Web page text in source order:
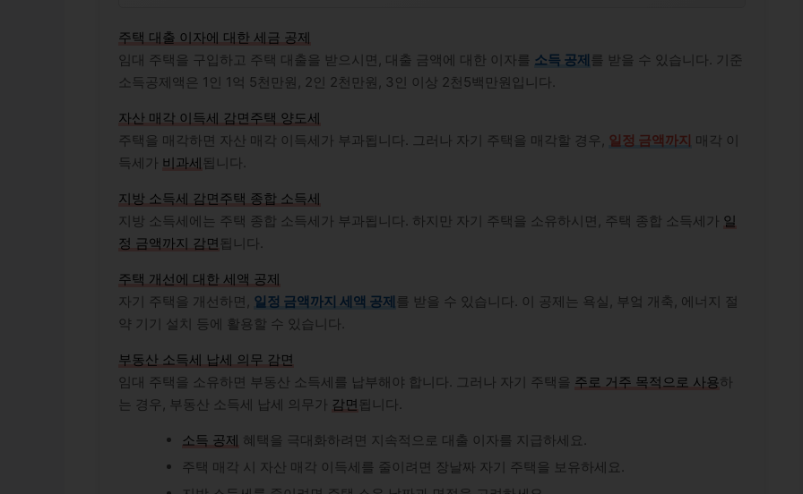
주택 대출 이자에 대한 세금 공제
임대 주택을 구입하고 주택 대출을 받으시면, 대출 금액에 대한 이자를 소득 공제 를 받을 수 있습니다. 기준
소득공제액은 1인 1억 5천만원, 2인 2천만원, 3인 이상 2천5백만원입니다.
자산 매각 이득세 감면주택 양도세
주택을 매각하면 자산 매각 이득세가 부과됩니다. 그러나 자기 주택을 매각할 경우, 일정 금액까지 매각 이
득세가 비과세 됩니다.
지방 소득세 감면주택 종합 소득세
지방 소득세에는 주택 종합 소득세가 부과됩니다. 하지만 자기 주택을 소유하시면, 주택 종합 소득세가 일
정 금액까지 감면 됩니다.
주택 개선에 대한 세액 공제
자기 주택을 개선하면, 일정 금액까지 세액 공제 를 받을 수 있습니다. 이 공제는 욕실, 부엌 개축, 에너지 절
약 기기 설치 등에 활용할 수 있습니다.
부동산 소득세 납세 의무 감면
임대 주택을 소유하면 부동산 소득세를 납부해야 합니다. 그러나 자기 주택을 주로 거주 목적으로 사용하
는 경우, 부동산 소득세 납세 의무가
감면 됩니다.
소득 공제 혜택을 극대화하려면 지속적으로 대출 이자를 지급하세요.
주택 매각 시 자산 매각 이득세를 줄이려면 장날짜 자기 주택을 보유하세요.